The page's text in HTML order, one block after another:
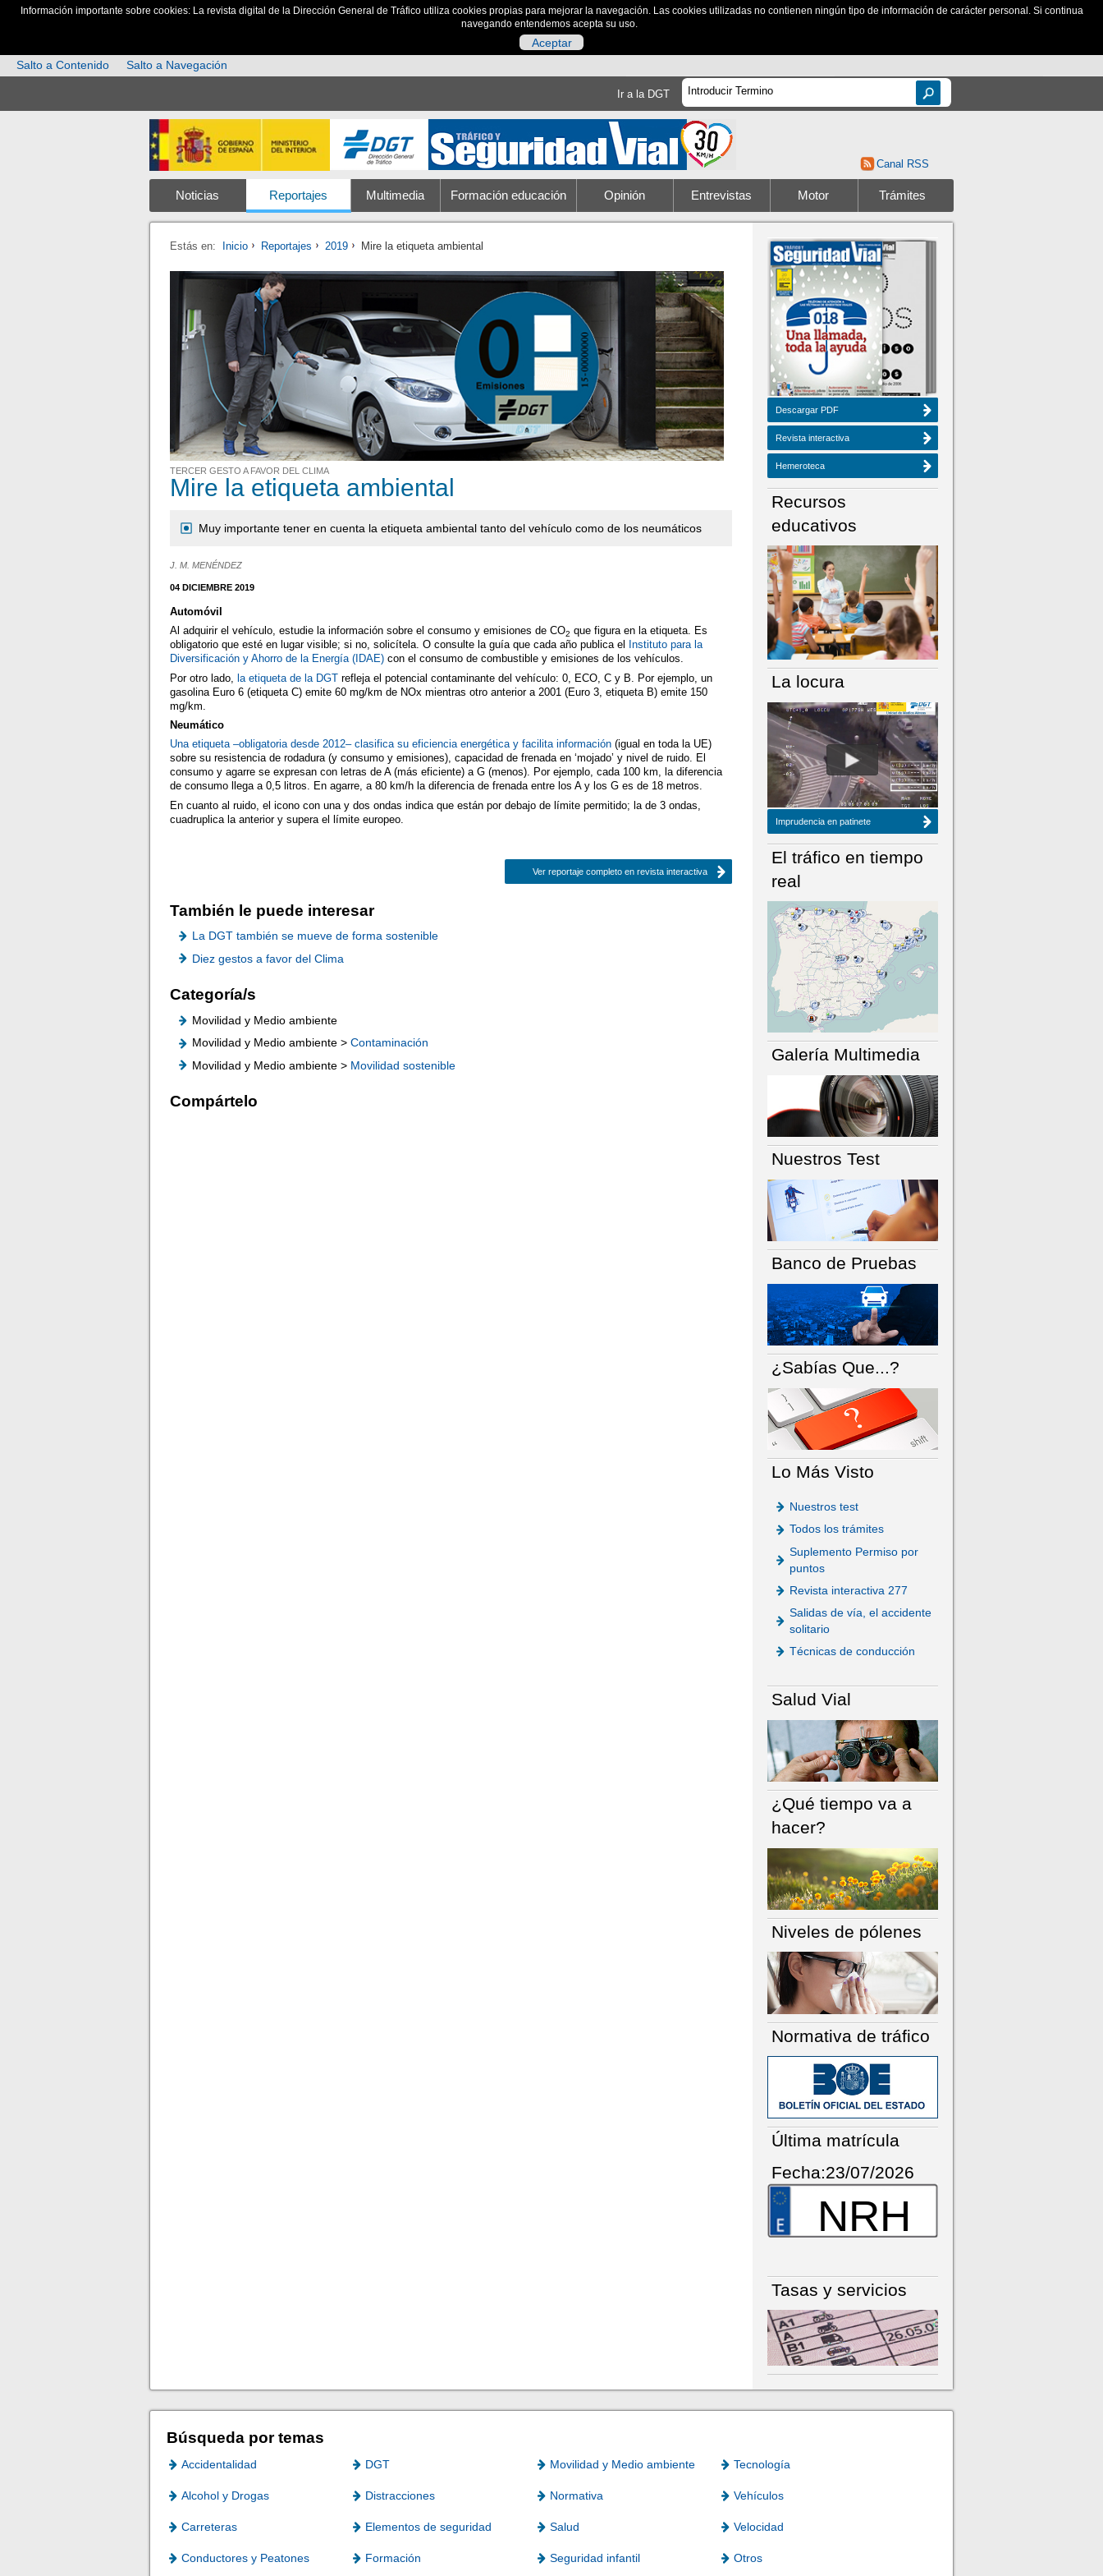
Información importante sobre cookies: La revista digital de la Dirección General de Tráfico utiliza cookies propias para mejorar la navegación. Las cookies utilizadas no contienen ningún tipo de información de carácter personal. Si continua
navegando entendemos acepta su uso.
Aceptar
Salto a Contenido
Salto a Navegación
Ir a la DGT
Canal RSS
Noticias Reportajes Multimedia Formación educación Opinión Entrevistas Motor Trámites
Estás en: Inicio Reportajes 2019 Mire la etiqueta ambiental
TERCER GESTO A FAVOR DEL CLIMA
Mire la etiqueta ambiental
Muy importante tener en cuenta la etiqueta ambiental tanto del vehículo como de los neumáticos
J. M. MENÉNDEZ
04 DICIEMBRE 2019
Automóvil
Al adquirir el vehículo, estudie la información sobre el consumo y emisiones de CO2 que figura en la etiqueta. Es
obligatorio que esté en lugar visible; si no, solicítela. O consulte la guía que cada año publica el
Instituto para la
Diversificación y Ahorro de la Energía (IDAE) con el consumo de combustible y emisiones de los vehículos.
Por otro lado,la etiqueta de la DGT refleja el potencial contaminante del vehículo: 0, ECO, C y B. Por ejemplo, un
gasolina Euro 6 (etiqueta C) emite 60 mg/km de NOx mientras otro anterior a 2001 (Euro 3, etiqueta B) emite 150
mg/km.
Neumático
Una etiqueta –obligatoria desde 2012– clasifica su eficiencia energética y facilita información (igual en toda la UE)
sobre su resistencia de rodadura (y consumo y emisiones), capacidad de frenada en ‘mojado’ y nivel de ruido. El
consumo y agarre se expresan con letras de A (más eficiente) a G (menos). Por ejemplo, cada 100 km, la diferencia
de consumo llega a 0,5 litros. En agarre, a 80 km/h la diferencia de frenada entre los A y los G es de 18 metros.
En cuanto al ruido, el icono con una y dos ondas indica que están por debajo de límite permitido; la de 3 ondas,
cuadruplica la anterior y supera el límite europeo.
Ver reportaje completo en revista interactiva
También le puede interesar
La DGT también se mueve de forma sostenible
Diez gestos a favor del Clima
Categoría/s
Movilidad y Medio ambiente
Movilidad y Medio ambiente >Contaminación
Movilidad y Medio ambiente > Movilidad sostenible
Compártelo
NÚMERO ACTUAL HEMEROTECA
Descargar PDF
Revista interactiva
Hemeroteca
Recursos
educativos
La locura
Imprudencia en patinete
El tráfico en tiempo
real
Galería Multimedia
Nuestros Test
Banco de Pruebas
¿Sabías Que...?
Lo Más Visto
Nuestros test
Todos los trámites
Suplemento Permiso por
puntos
Revista interactiva 277
Salidas de vía, el accidente
solitario
Técnicas de conducción
Salud Vial
¿Qué tiempo va a
hacer?
Niveles de pólenes
Normativa de tráfico
Última matrícula
Fecha:23/07/2026
NRH
Tasas y servicios
Búsqueda por temas
Accidentalidad DGT Movilidad y Medio ambiente Tecnología
Alcohol y Drogas Distracciones Normativa Vehículos
Carreteras Elementos de seguridad Salud Velocidad
Conductores y Peatones Formación Seguridad infantil Otros